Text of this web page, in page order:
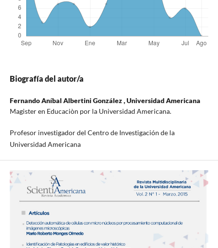
Biografía del autor/a
Fernando Aníbal Albertini González ,Universidad Americana
Magister en Educaciòn por la Universidad Americana.
Profesor investigador del Centro de Investigación de la
Universidad Americana